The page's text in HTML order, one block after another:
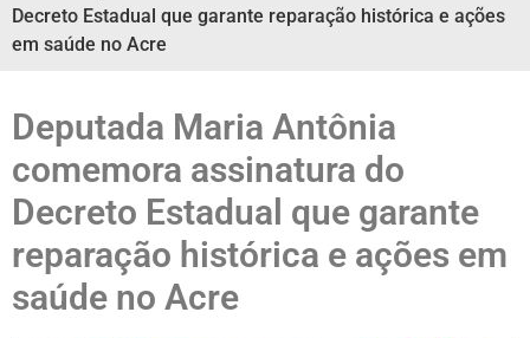
Decreto Estadual que garante reparação histórica e ações
em saúde no Acre
Deputada Maria Antônia
comemora assinatura do
Decreto Estadual que garante
reparação histórica e ações em
saúde no Acre